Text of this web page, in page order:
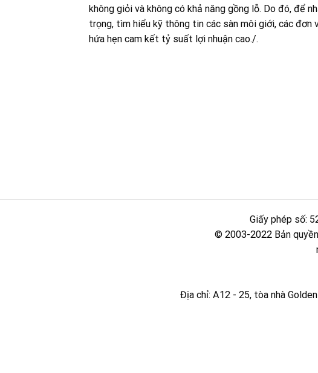
không giỏi và không có khả năng gồng lỗ. Do đó, để
trọng, tìm hiểu kỹ thông tin các sàn môi giới, các
hứa hẹn cam kết tỷ suất lợi nhuận cao./.
Giấy phép số:
© 2003-2022 Bản
Địa chỉ: A12 - 25, tòa nhà